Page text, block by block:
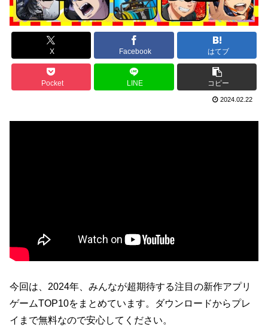
X Facebook はてブ
Pocket LINE コピー
2024.02.22
今回は、2024年、みんなが超期待する注目の新作アプリ
ゲームTOP10をまとめています。ダウンロードからプレ
イまで無料なので安心してください。